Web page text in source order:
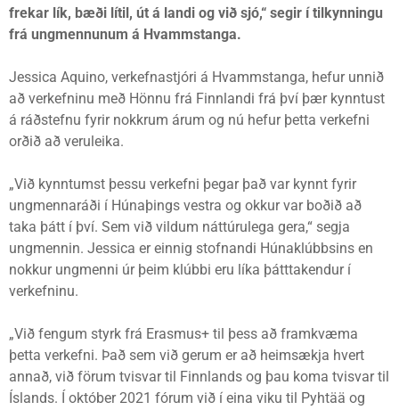
frekar lík, bæði lítil, út á landi og við sjó,“ segir í tilkynningu
frá ungmennunum á Hvammstanga.
Jessica Aquino, verkefnastjóri á Hvammstanga, hefur unnið
að verkefninu með Hönnu frá Finnlandi frá því þær kynntust
á ráðstefnu fyrir nokkrum árum og nú hefur þetta verkefni
orðið að veruleika.
„Við kynntumst þessu verkefni þegar það var kynnt fyrir
ungmennaráði í Húnaþings vestra og okkur var boðið að
taka þátt í því. Sem við vildum náttúrulega gera,“ segja
ungmennin. Jessica er einnig stofnandi Húnaklúbbsins en
nokkur ungmenni úr þeim klúbbi eru líka þátttakendur í
verkefninu.
„Við fengum styrk frá Erasmus+ til þess að framkvæma
þetta verkefni. Það sem við gerum er að heimsækja hvert
annað, við förum tvisvar til Finnlands og þau koma tvisvar til
Íslands. Í október 2021 fórum við í eina viku til Pyhtää og